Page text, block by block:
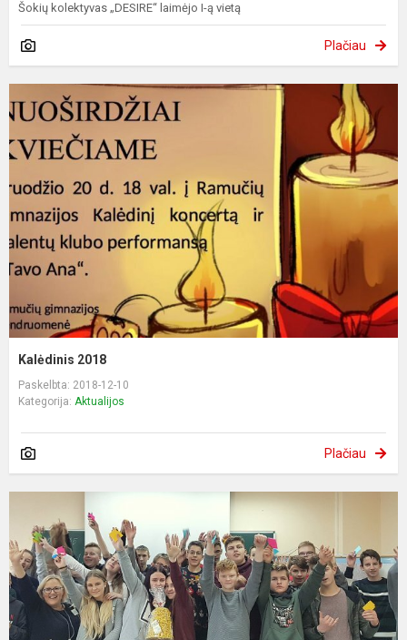
Šokių kolektyvas „DESIRE“ laimėjo I-ą vietą
Plačiau
Kalėdinis 2018
Paskelbta: 2018-12-10
Kategorija: Aktualijos
Plačiau